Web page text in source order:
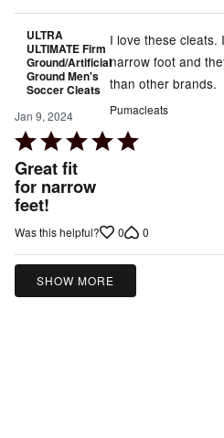
ULTRA
ULTIMATE Firm
Ground/Artificial
Ground Men's
Soccer Cleats
Jan 9, 2024
Rated
5
out
of
5
Great fit
for narrow
feet!
I love these cleats.
narrow foot and
than other brands.
Pumacleats
Was this helpful? 0 0
SHOW MORE